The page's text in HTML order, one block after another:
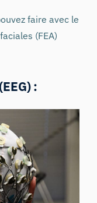
faire avec le
(FEA)
: